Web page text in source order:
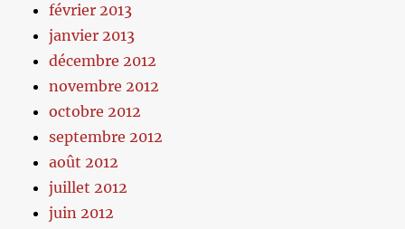
février 2013
janvier 2013
décembre 2012
novembre 2012
octobre 2012
septembre 2012
août 2012
juillet 2012
juin 2012